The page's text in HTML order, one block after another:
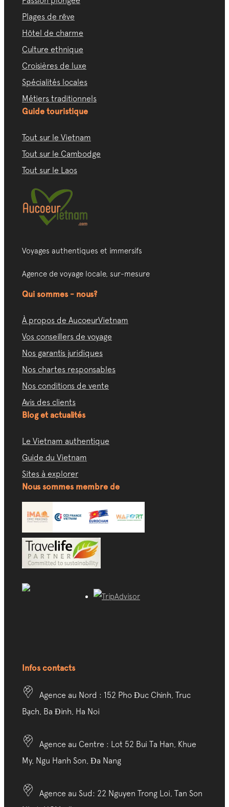
Plages de rêve
Hôtel de charme
Culture ethnique
Croisières de luxe
Spécialités locales
Métiers traditionnels
Guide touristique
Tout sur le Vietnam
Tout sur le Cambodge
Tout sur le Laos
Voyages authentiques et immersifs
Agence de voyage locale, sur-mesure
Qui sommes - nous?
À propos de AucoeurVietnam
Vos conseillers de voyage
Nos garantis juridiques
Nos chartes responsables
Nos conditions de vente
Avis des clients
Blog et actualités
Le Vietnam authentique
Guide du Vietnam
Sites à explorer
Nous sommes membre de
Infos contacts
Agence au Nord : 152 Pho Đuc Chinh, Truc
Bạch, Ba Đinh, Ha Noi
Agence au Centre : Lot 52 Bui Ta Han, Khue
My, Ngu Hanh Son, Đa Nang
Agence au Sud: 22 Nguyen Trong Loi, Tan Son